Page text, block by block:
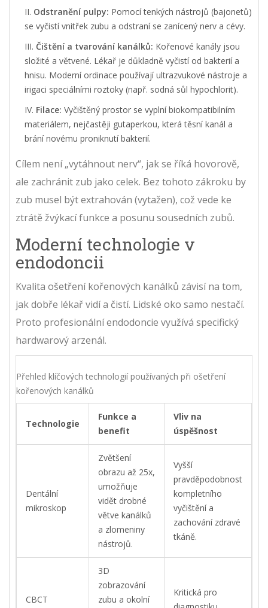
Odstranění pulpy: Pomocí tenkých nástrojů (bajonetů)
se vyčistí vnitřek zubu a odstraní se zanícený nerv a cévy.
Čištění a tvarování kanálků: Kořenové kanály jsou
složité a větvené. Lékař je důkladně vyčistí od bakterií a
hnisu. Moderní ordinace používají ultrazvukové nástroje a
irigaci speciálními roztoky (např. sodná sůl hypochlorit).
Filace: Vyčištěný prostor se vyplní biokompatibilním
materiálem, nejčastěji gutaperkou, která těsní kanál a
brání novému proniknutí bakterií.
Cílem není „vytáhnout nerv“, jak se říká hovorově,
ale zachránit zub jako celek. Bez tohoto zákroku by
zub musel být extrahován (vytažen), což vede ke
ztrátě žvýkací funkce a posunu sousedních zubů.
Moderní technologie v
endodoncii
Kvalita ošetření kořenových kanálků závisí na tom,
jak dobře lékař vidí a čistí. Lidské oko samo nestačí.
Proto profesionální endodoncie využívá specifický
hardwarový arzenál.
Přehled klíčových technologií používaných při ošetření
kořenových kanálků
Technologie
Funkce a
benefit
Vliv na
úspěšnost
Dentální
mikroskop
Zvětšení
obrazu až 25x,
umožňuje
vidět drobné
větve kanálků
a zlomeniny
nástrojů.
Vyšší
pravděpodobnost
kompletního
vyčištění a
zachování zdravé
tkáně.
CBCT
3D
zobrazování
zubu a okolní
Kritická pro